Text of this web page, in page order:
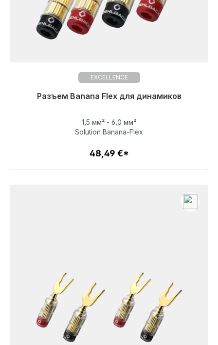
EXCELLENCE
Разъем Banana Flex для динамиков
Готовы к немедленной отправке, срок поставки
48,49 €
Детали
1,5 мм² - 6,0 мм²
Solution Banana-Flex
48,49 €*